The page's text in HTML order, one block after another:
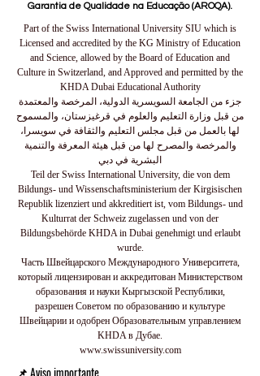
Garantia de Qualidade na Educação (AROQA).
Part of the Swiss International University SIU which is
Licensed and accredited by the KG Ministry of Education
and Science, allowed by the Board of Education and
Culture in Switzerland, and Approved and permitted by the
KHDA Dubai Educational Authority
جزء من الجامعة السويسرية الدولية، المرخصة والمعتمدة
من قبل وزارة التعليم والعلوم في قرغيزستان، والمسموح
لها بالعمل من قبل مجلس التعليم والثقافة في سويسرا،
والمرخصة والمصرح لها من قبل هيئة المعرفة والتنمية
البشرية في دبي
Teil der Swiss International University, die von dem
Bildungs- und Wissenschaftsministerium der Kirgisischen
Republik lizenziert und akkreditiert ist, vom Bildungs- und
Kulturrat der Schweiz zugelassen und von der
Bildungsbehörde KHDA in Dubai genehmigt und erlaubt
wurde.
Часть Швейцарского Международного Университета,
который лицензирован и аккредитован Министерством
образования и науки Кыргызской Республики,
разрешен Советом по образованию и культуре
Швейцарии и одобрен Образовательным управлением
KHDA в Дубае.
www.swissuniversity.com